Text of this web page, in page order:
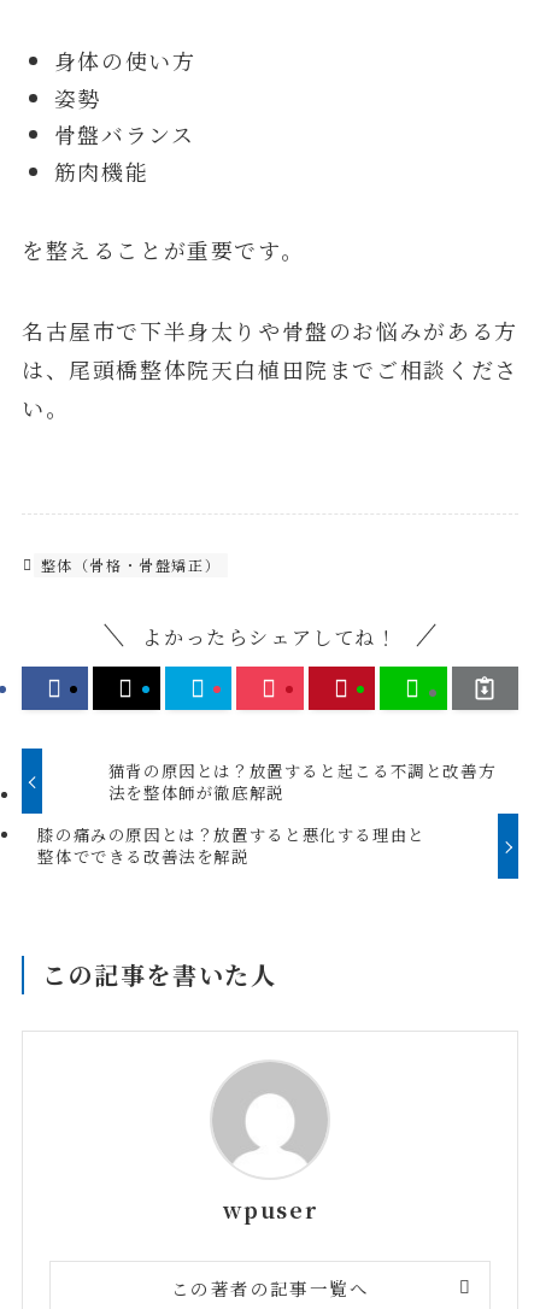
身体の使い方
姿勢
骨盤バランス
筋肉機能
を整えることが重要です。
名古屋市で下半身太りや骨盤のお悩みがある方
は、尾頭橋整体院天白植田院までご相談くださ
い。
整体（骨格・骨盤矯正）
よかったらシェアしてね！
猫背の原因とは？放置すると起こる不調と改善方
法を整体師が徹底解説
膝の痛みの原因とは？放置すると悪化する理由と
整体でできる改善法を解説
この記事を書いた人
wpuser
この著者の記事一覧へ